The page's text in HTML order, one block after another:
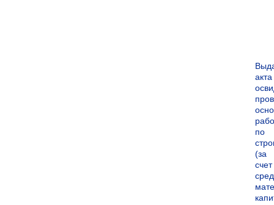
акта
по
(за
счет